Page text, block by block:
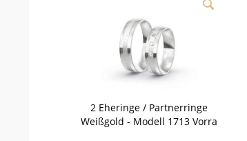
2 Eheringe / Partnerringe
Weißgold - Modell 1713 Vorra